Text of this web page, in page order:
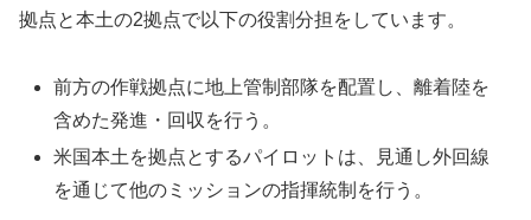
拠点と本土の2拠点で以下の役割分担をしています。
前方の作戦拠点に地上管制部隊を配置し、離着陸を
含めた発進・回収を行う。
米国本土を拠点とするパイロットは、見通し外回線
を通じて他のミッションの指揮統制を行う。